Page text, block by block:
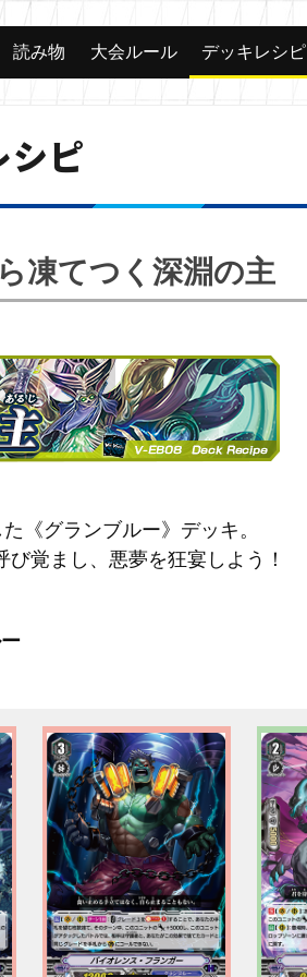
カード
読み物 大会ルール デッキレシピ
シピ
凍てつく深淵の主
《グランブルー》デッキ。
覚まし、悪夢を狂宴しよう！